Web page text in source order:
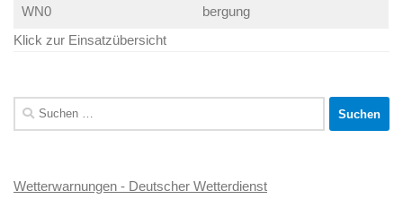
WN0
bergung
Klick zur Einsatzübersicht
Suchen
nach:
Wetterwarnungen - Deutscher Wetterdienst